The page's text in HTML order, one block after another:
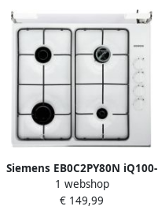
Siemens EB0C2PY80N iQ100-
Vrijstaande gaskookplaat
Wit
1 webshop
€ 149,99